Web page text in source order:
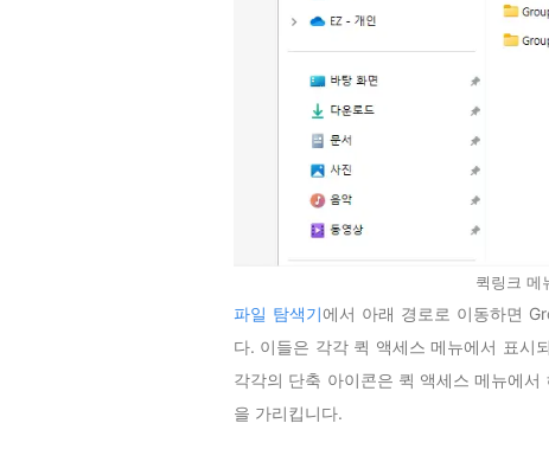
퀵링크 메
파일 탐색기에서 아래 경로로 이동하면
다. 이들은 각각 퀵 액세스 메뉴에서 표시
각각의 단축 아이콘은 퀵 액세스 메뉴에
을 가리킵니다.